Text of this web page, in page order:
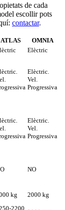
de cada
escollir pots
contactar.
ATLAS
OMNIA
Elèctric
Elèctric.
Vel.
Progressiva
Elèctric.
Vel.
Progressiva
NO
kg
2000 kg
2200